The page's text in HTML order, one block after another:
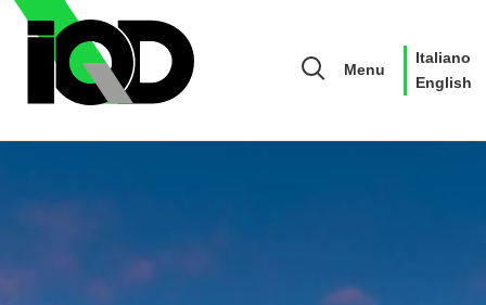
Menu
Italiano
English